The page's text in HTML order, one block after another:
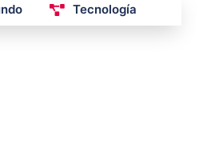
Tecnología